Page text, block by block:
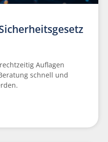
Auflagen
schnell und